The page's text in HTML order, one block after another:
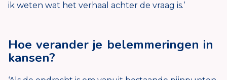
ik weten wat het verhaal achter de vraag is.’
Hoe verander je belemmeringen in
kansen?